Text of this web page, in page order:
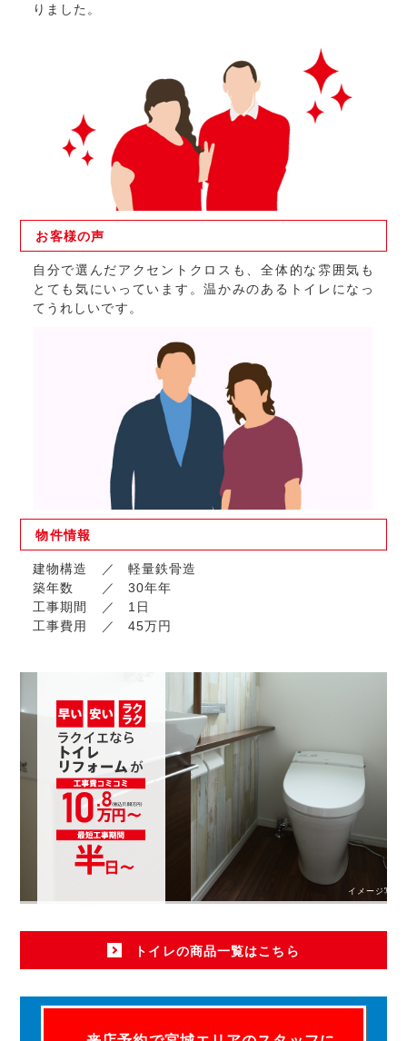
りました。
お客様の声
自分で選んだアクセントクロスも、全体的な雰囲気も
とても気にいっています。温かみのあるトイレになっ
てうれしいです。
物件情報
建物構造
軽量鉄骨造
築年数
30年年
工事期間
1日
工事費用
45万円
イメージ写真
トイレの商品一覧はこちら